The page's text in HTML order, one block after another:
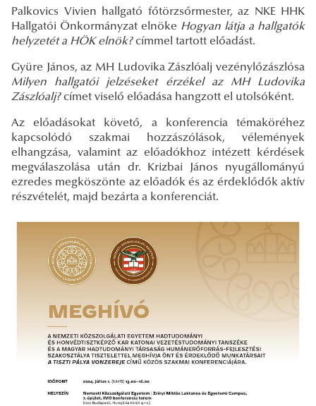
Palkovics Vivien hallgató főtörzsőrmester, az NKE HHK
Hallgatói Önkormányzat elnöke Hogyan látja a hallgatók
helyzetét a HÖK elnök?címmel tartott előadást.
Gyüre János, az MH Ludovika Zászlóalj vezénylőzászlósa
Milyen hallgatói jelzéseket érzékel az MH Ludovika
Zászlóalj?címet viselő előadása hangzott el utolsóként.
Az előadásokat követő, a konferencia témaköréhez
kapcsolódó szakmai hozzászólások, vélemények
elhangzása, valamint az előadókhoz intézett kérdések
megválaszolása után dr. Krizbai János nyugállományú
ezredes megköszönte az előadók és az érdeklődők aktív
részvételét, majd bezárta a konferenciát.